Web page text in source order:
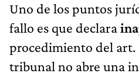
Uno de los puntos
fallo es que declara
procedimiento del art.
tribunal no abre una